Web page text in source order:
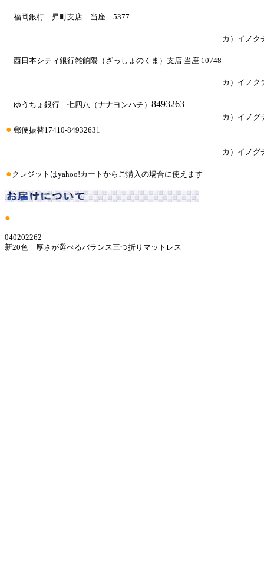
福岡銀行 昇町支店 当座 5377
カ）イノク
西日本シティ銀行雑餉隈（ざっしょのくま）支店 当座 10748
カ）イノク
ゆうちょ銀行 七四八（ナナヨンハチ） 8493263
カ）イノグ
● 郵便振替17410-84932631
カ）イノグ
●クレジットはyahoo!カートからご購入の場合に使えます
●
040202262
新20色 厚さが選べるバランス三つ折りマットレス